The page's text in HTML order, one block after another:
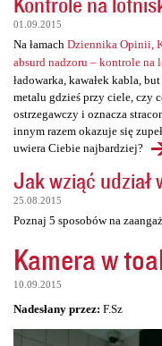
01.09.2015
Na łamach Dziennika Opinii,
absurd nadzoru – kontrole na
ładowarka, kawałek kabla,
metalu gdzieś przy ciele, czy
ostrzegawczy i oznacza
innym razem okazuje się
uwiera Ciebie najbardziej?
Jak wziąć udział
25.08.2015
Poznaj 5 sposobów na
Kamera w
10.09.2015
Nadesłany przez: F.Sz